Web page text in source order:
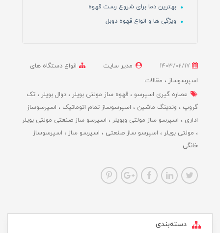
بهترین دما برای شروع رست قهوه
ویژگی ها و انواع قهوه دوبل
مدیر سایت
انواع دستگاه های
اسپرسوساز
مقالات
عصاره گیری اسپرسو
قهوه ساز مولتی بویلر دوال بویلر
تک
گروپ
وندینگ ماشین اسپرسوساز تمام اتوماتیک
اسپرسوساز
اداری
اسپرسو ساز مولتی وبویلر
اسپرسو ساز صنعتی مولتی بویلر
مولتی بویلر
اسپرسو ساز صنعتی اسپرسو ساز
اسپرسوساز
خانگی
دسته‌بندی